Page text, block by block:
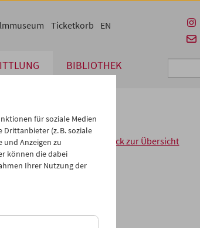
BIBLIOTHEK
Ticketkorb EN
< zurück zur Übersicht
für soziale Medien
(z. B. soziale
und Anzeigen zu
können die dabei
Ihrer Nutzung der